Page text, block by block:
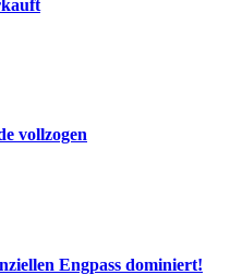
vollzogen
Engpass dominiert!